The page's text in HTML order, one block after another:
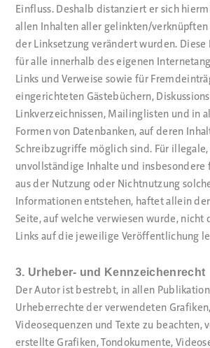
Einfluss. Deshalb distanziert er sich
allen Inhalten aller gelinkten/verknüpften
der Linksetzung verändert wurden.
für alle innerhalb des eigenen
Links und Verweise sowie für
eingerichteten Gästebüchern,
Linkverzeichnissen, Mailinglisten und in
Formen von Datenbanken, auf deren
Schreibzugriffe möglich sind. Für
unvollständige Inhalte und insbesondere
aus der Nutzung oder Nichtnutzung
Informationen entstehen, haftet allein
Seite, auf welche verwiesen wurde, nicht
Links auf die jeweilige Veröffentlichung
3. Urheber- und Kennzeichenrecht
Der Autor ist bestrebt, in allen
Urheberrechte der verwendeten
Videosequenzen und Texte zu beachten,
erstellte Grafiken, Tondokumente,